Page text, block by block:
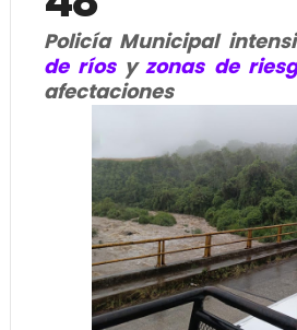
Policía Municipal
de ríosyzonas de
afectaciones